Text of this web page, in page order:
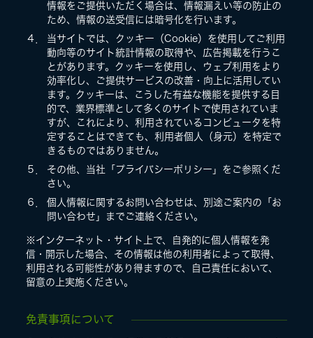
情報をご提供いただく場合は、情報漏えい等の防止の
ため、情報の送受信には暗号化を行います。
４．
当サイトでは、クッキー（Cookie）を使用してご利用
動向等のサイト統計情報の取得や、広告掲載を行うこ
とがあります。クッキーを使用し、ウェブ利用をより
効率化し、ご提供サービスの改善・向上に活用してい
ます。クッキーは、こうした有益な機能を提供する目
的で、業界標準として多くのサイトで使用されていま
すが、これにより、利用されているコンピュータを特
定することはできても、利用者個人（身元）を特定で
きるものではありません。
５．
その他、当社「プライバシーポリシー」をご参照くだ
さい。
６．
個人情報に関するお問い合わせは、別途ご案内の「お
問い合わせ」までご連絡ください。
※インターネット・サイト上で、自発的に個人情報を発
信・開示した場合、その情報は他の利用者によって取得、
利用される可能性があり得ますので、自己責任において、
留意の上実施ください。
免責事項について